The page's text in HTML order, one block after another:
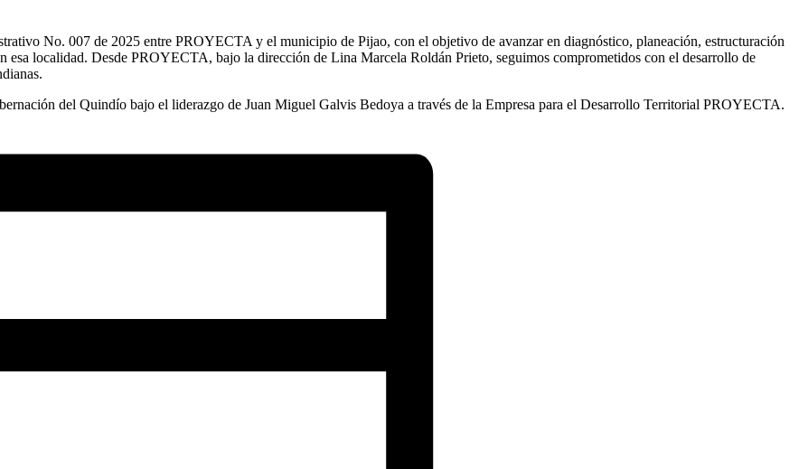
No. 007 de 2025 entre PROYECTA y el municipio de Pijao, con el objetivo de avanzar en diagnóstico, planeación, estructuración
esa localidad. Desde PROYECTA, bajo la dirección de Lina Marcela Roldán Prieto, seguimos comprometidos con el desarrollo de
del Quindío bajo el liderazgo de Juan Miguel Galvis Bedoya a través de la Empresa para el Desarrollo Territorial PROYECTA.